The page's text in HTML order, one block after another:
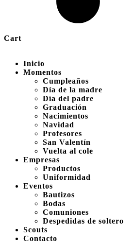
Cart
Inicio
Momentos
Cumpleaños
Día de la madre
Día del padre
Graduación
Nacimientos
Navidad
Profesores
San Valentín
Vuelta al cole
Empresas
Productos
Uniformidad
Eventos
Bautizos
Bodas
Comuniones
Despedidas de soltero
Scouts
Contacto